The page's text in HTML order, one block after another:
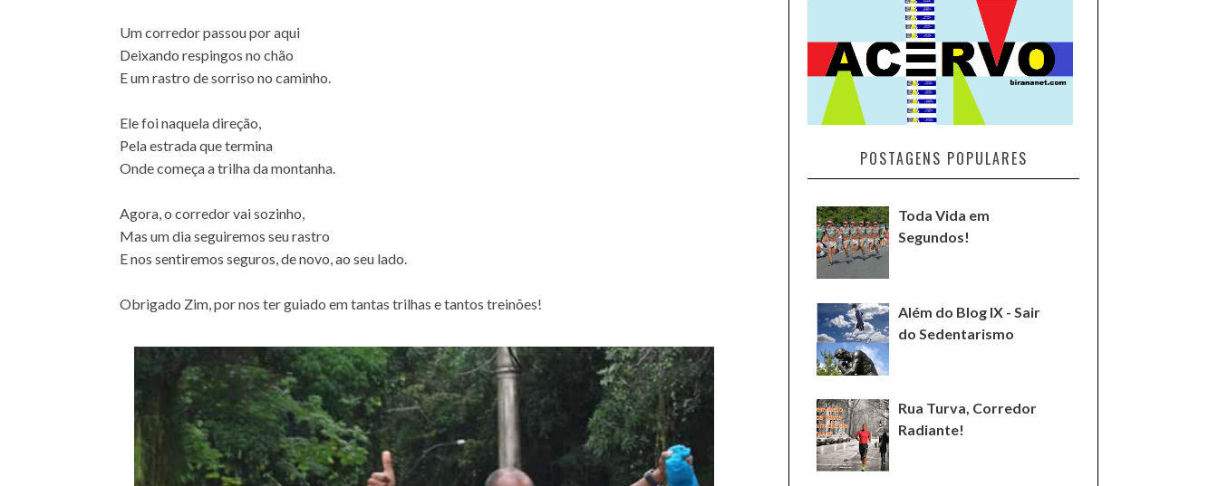
Um corredor passou por aqui
Deixando respingos no chão
E um rastro de sorriso no caminho.
Ele foi naquela direção,
Pela estrada que termina
Onde começa a trilha da montanha.
Agora, o corredor vai sozinho,
Mas um dia seguiremos seu rastro
E nos sentiremos seguros, de novo, ao seu lado.
Obrigado Zim, por nos ter guiado em tantas trilhas e tantos treinões!
POSTAGENS POPULARES
Toda Vida em
Segundos!
Além do Blog IX - Sair
do Sedentarismo
Rua Turva, Corredor
Radiante!